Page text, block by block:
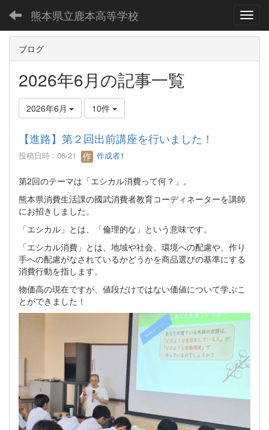
熊本県立鹿本高等学校
ブログ
2026年6月の記事一覧
2026年6月 10件
【進路】第２回出前講座を行いました！
投稿日時 : 06/21 作成者1
第2回のテーマは「エシカル消費って何？」。
熊本県消費生活課の國武消費者教育コーディネーターを講師
にお招きしました。
「エシカル」とは、「倫理的な」という意味です。
「エシカル消費」とは、地域や社会、環境への配慮や、作り
手への配慮がなされているかどうかを商品選びの基準にする
消費行動を指します。
物価高の現在ですが、値段だけではない価値について学ぶこ
とができました！